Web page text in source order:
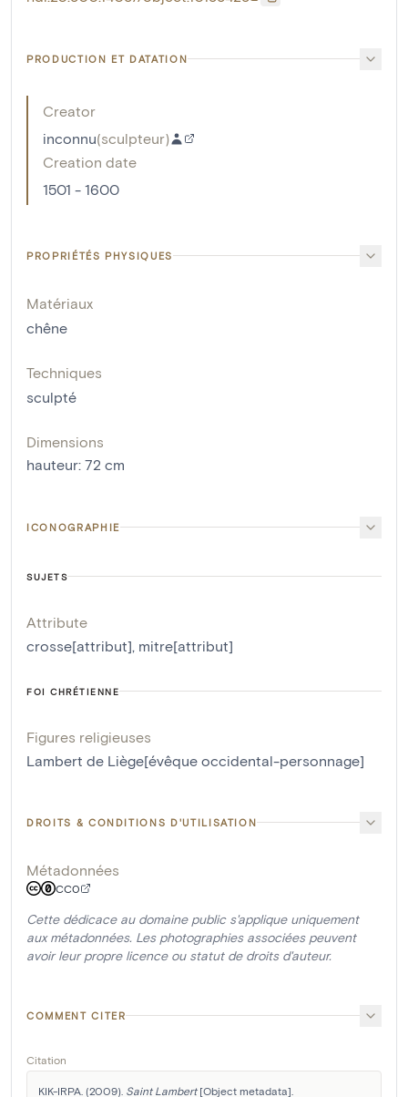
PRODUCTION ET DATATION
Creator
inconnu(sculpteur)
Creation date
1501 - 1600
PROPRIÉTÉS PHYSIQUES
Matériaux
chêne
Techniques
sculpté
Dimensions
hauteur: 72 cm
ICONOGRAPHIE
SUJETS
Attribute
crosse[attribut], mitre[attribut]
FOI CHRÉTIENNE
Figures religieuses
Lambert de Liège[évêque occidental-personnage]
DROITS & CONDITIONS D'UTILISATION
Métadonnées
CC0
Cette dédicace au domaine public s'applique uniquement
aux métadonnées. Les photographies associées peuvent
avoir leur propre licence ou statut de droits d'auteur.
COMMENT CITER
Citation
KIK-IRPA. (2009). Saint Lambert [Object metadata].